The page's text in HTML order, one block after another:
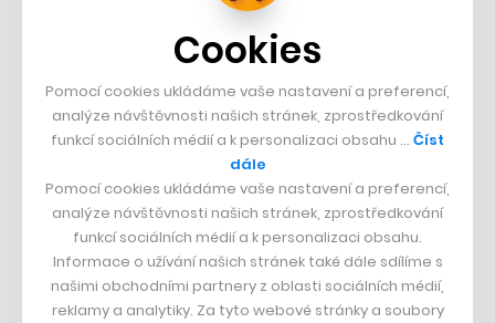
Boční projekt, co se zvrtnul
Francouzský šéfkuchař na Šumavě
Dva golfisti, co pečou
DESIGN
Bomma není tichá
Originální hodinky
Nábytek z betonu
Cookies
Pomocí cookies ukládáme vaše nastavení a preferencí,
analýze návštěvnosti našich stránek, zprostředkování
funkcí sociálních médií a k personalizaci obsahu … Číst
dále
Pomocí cookies ukládáme vaše nastavení a preferencí,
analýze návštěvnosti našich stránek, zprostředkování
funkcí sociálních médií a k personalizaci obsahu.
Informace o užívání našich stránek také dále sdílíme s
našimi obchodními partnery z oblasti sociálních médií,
reklamy a analytiky. Za tyto webové stránky a soubory